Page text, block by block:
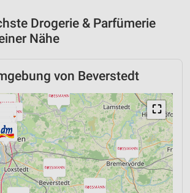
Drogerie & Parfümerie
Nähe
von Beverstedt
⛶